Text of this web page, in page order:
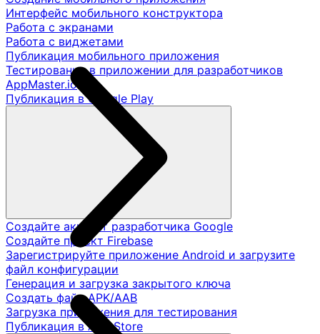
Интерфейс мобильного конструктора
Работа с экранами
Работа с виджетами
Публикация мобильного приложения
Тестирование в приложении для разработчиков
AppMaster.io
Публикация в Google Play
Создайте аккаунт разработчика Google
Создайте проект Firebase
Зарегистрируйте приложение Android и загрузите
файл конфигурации
Генерация и загрузка закрытого ключа
Создать файл APK/AAB
Загрузка приложения для тестирования
Публикация в App Store